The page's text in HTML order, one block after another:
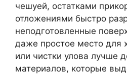
чешуей, остатками
отложениями быстро
неподготовленные
даже простое место для
или чистки улова лучше
материалов, которые